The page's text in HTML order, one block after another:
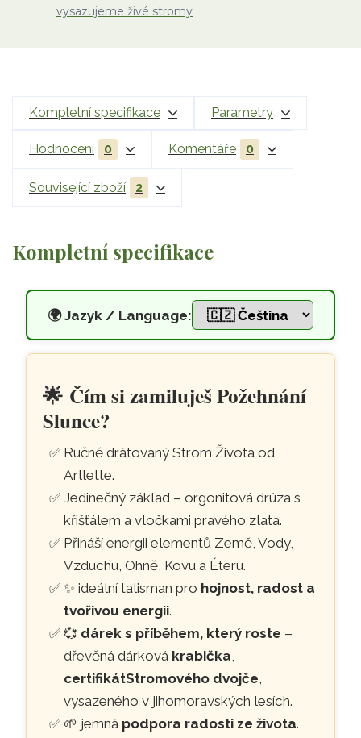
vysazujeme živé stromy
Kompletní specifikace Parametry
Hodnocení 0 Komentáře 0
Související zboží 2
Kompletní specifikace
🌍Jazyk / Language:
Přeskočit na hlavní obsah
Strom Života na orgonitu s
🌟 Čím si zamiluješ Požehnání
Slunce?
Ručně drátovaný Strom Života od
Arllette.
Jedinečný základ – orgonitová drúza s
křišťálem a vločkami pravého zlata.
Přináší energii elementů Země, Vody,
Vzduchu, Ohně, Kovu a Éteru.
✨ ideální talisman pro hojnost, radost a
tvořivou energii.
💞 dárek s příběhem, který roste –
dřevěná dárková krabička
certifikátStromového dvojče
vysazeného v jihomoravských lesích.
🌱 jemná podpora radosti ze života.